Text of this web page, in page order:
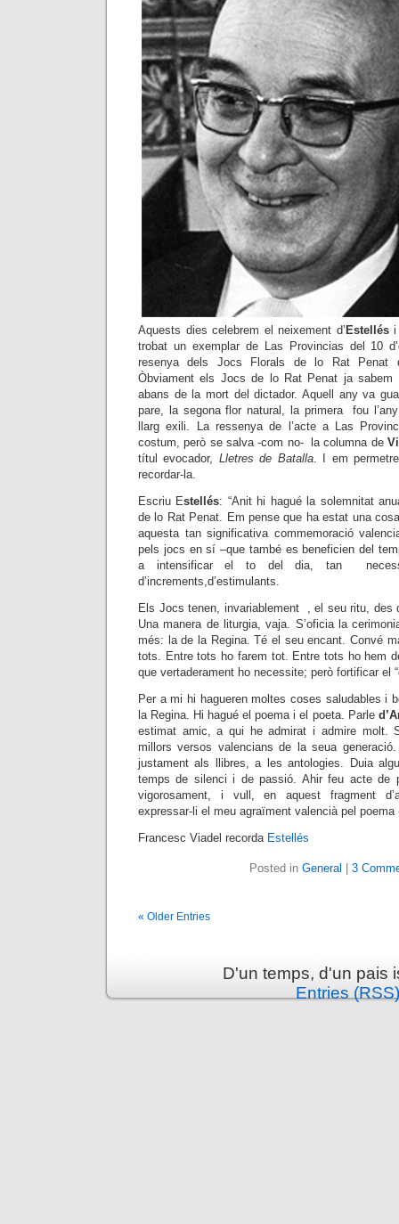
Aquests dies celebrem el neixement d’ Estellési
trobat un exemplar de Las Provincias del 10
resenya dels Jocs Florals de lo Rat Penat
Òbviament els Jocs de lo Rat Penat ja
abans de la mort del dictador. Aquell any va
pare, la segona flor natural, la primera fou
llarg exili. La ressenya de l’acte a Las
costum, però se salva -com no- la columna de
títul evocador, Lletres de Batalla. I em
recordar-la.
Escriu Estellés: “Anit hi hagué la solemnitat
de lo Rat Penat. Em pense que ha estat una
aquesta tan significativa commemoració
pels jocs en sí –que també es beneficien del
a intensificar el to del dia, tan
d’increments,d’estimulants.
Els Jocs tenen, invariablement , el seu ritu, des
Una manera de liturgia, vaja. S’oficia la
més: la de la Regina. Té el seu encant. Convé
tots. Entre tots ho farem tot. Entre tots ho hem
que vertaderament ho necessite; però fortificar el
Per a mi hi hagueren moltes coses saludables i
la Regina. Hi hagué el poema i el poeta. Parle
estimat amic, a qui he admirat i admire molt.
millors versos valencians de la seua
justament als llibres, a les antologies. Duia
temps de silenci i de passió. Ahir feu acte de
vigorosament, i vull, en aquest fragment
expressar-li el meu agraïment valencià pel poema
Francesc Viadel recorda Estellés
Posted in General 3
« Older Entries
D'un temps, d'un pais
Entries (RSS)